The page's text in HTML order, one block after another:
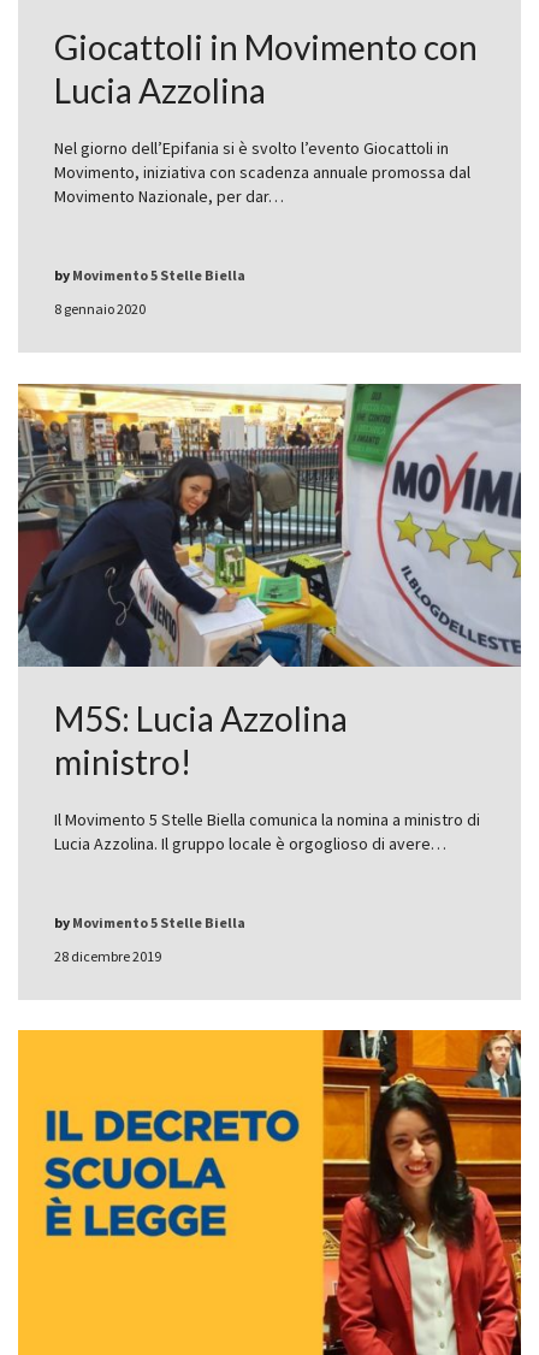
Giocattoli in Movimento con
Lucia Azzolina
Nel giorno dell’Epifania si è svolto l’evento Giocattoli in
Movimento, iniziativa con scadenza annuale promossa dal
Movimento Nazionale, per dar…
8 gennaio 2020
by Movimento 5 Stelle Biella
M5S: Lucia Azzolina
ministro!
Il Movimento 5 Stelle Biella comunica la nomina a ministro di
Lucia Azzolina. Il gruppo locale è orgoglioso di avere…
28 dicembre 2019
by Movimento 5 Stelle Biella